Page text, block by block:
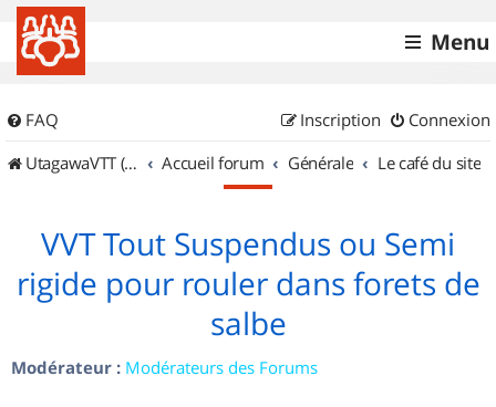
Menu
FAQ Connexion
Inscription
UtagawaVTT (Randos VTT et VTTAE avec traces GPS)
Accueil forum Générale Le café du site
VVT Tout Suspendus ou Semi
rigide pour rouler dans forets de
salbe
Modérateur : Modérateurs des Forums